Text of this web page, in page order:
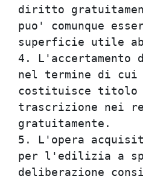
diritto
puo'
4.
nel termine
costituisce
trascrizione
5. L'opera
per l'edilizia a
deliberazione